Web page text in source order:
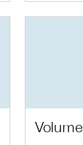
était :
est :
Ce
produit